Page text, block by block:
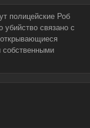
полицейские Роб
связано с
собственными